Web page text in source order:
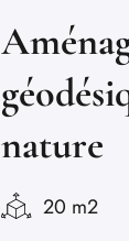
nature
20 m2